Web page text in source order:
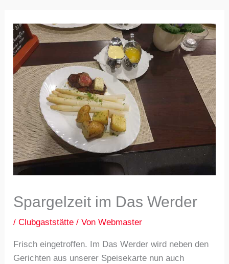
Spargelzeit im Das Werder
/Clubgaststätte / VonWebmaster
Frisch eingetroffen. Im Das Werder wird neben den
Gerichten aus unserer Speisekarte nun auch